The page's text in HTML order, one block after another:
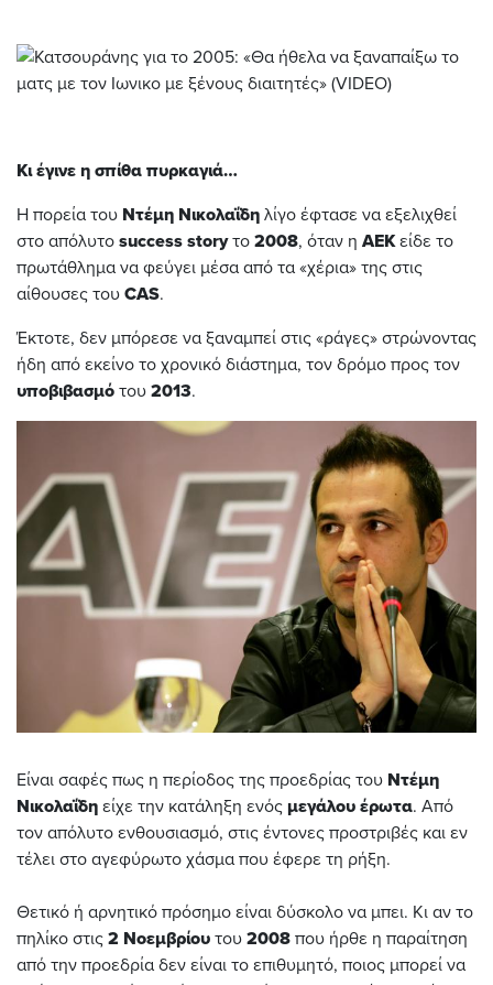
Κι έγινε η σπίθα πυρκαγιά…
Η πορεία του Ντέμη Νικολαΐδη λίγο έφτασε να εξελιχθεί
στο απόλυτο success storyτο 2008, όταν η ΑΕΚείδε το
πρωτάθλημα να φεύγει μέσα από τα «χέρια» της στις
αίθουσες του CAS.
Έκτοτε, δεν μπόρεσε να ξαναμπεί στις «ράγες» στρώνοντας
ήδη από εκείνο το χρονικό διάστημα, τον δρόμο προς τον
υποβιβασμό του 2013.
Είναι σαφές πως η περίοδος της προεδρίας του Ντέμη
Νικολαΐδη είχε την κατάληξη ενός μεγάλου έρωτα. Από
τον απόλυτο ενθουσιασμό, στις έντονες προστριβές και εν
τέλει στο αγεφύρωτο χάσμα που έφερε τη ρήξη.
Θετικό ή αρνητικό πρόσημο είναι δύσκολο να μπει. Κι αν το
πηλίκο στις 2 Νοεμβρίου του 2008 που ήρθε η παραίτηση
από την προεδρία δεν είναι το επιθυμητό, ποιος μπορεί να